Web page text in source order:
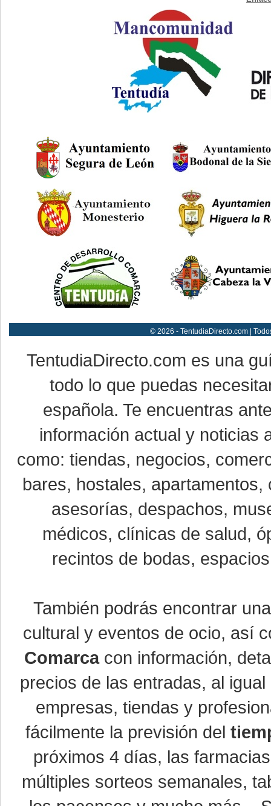
© 2026 - TentudiaDirecto.com |
TentudiaDirecto.com es una
todo lo que puedas
española. Te encuentras
información actual y noticias
como: tiendas, negocios,
bares, hostales,
asesorías, despachos,
médicos, clínicas de salud,
recintos de bodas,
También podrás encontrar
cultural y eventos de ocio, así
Comarcacon información,
precios de las entradas, al
empresas, tiendas y
fácilmente la previsión del
próximos 4 días, las
múltiples sorteos semanales,